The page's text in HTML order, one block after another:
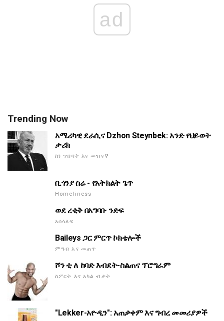
ad
Trending Now
አሜሪካዊ ደራሲና Dzhon Steynbek: አንድ የህይወት
ታሪክ
ስነ ጥበባት እና መዝናኛ
ቢጎንያ ስሬ - የአትክልት ጌጥ
Homeliness
ወደ ረቂቅ በአግባቡ ንድፍ
አሰላለፍ
Baileys ጋር ምርጥ ኮክቴሎች
ምግብ እና መጠጥ
ሾን ቲ ለ ከባድ እብደት-ስልጠና ፕሮግራም
ስፖርት እና አካል ብቃት
"Lekker-አዮዲን": አጠቃቀም እና ግብረ መመሪያዎች